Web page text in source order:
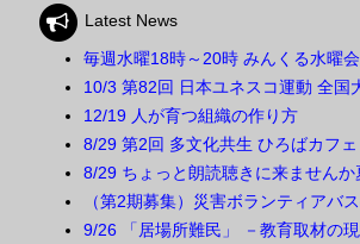
Latest News
毎週水曜18時～20時 みんくる水曜
10/3 第82回 日本ユネスコ運動 全国
12/19 人が育つ組織の作り方
8/29 第2回 多文化共生 ひろばカフェ
8/29 ちょっと朗読聴きに来ませんか
（第2期募集）災害ボランティアバ
9/26 「居場所難民」 －教育取材の